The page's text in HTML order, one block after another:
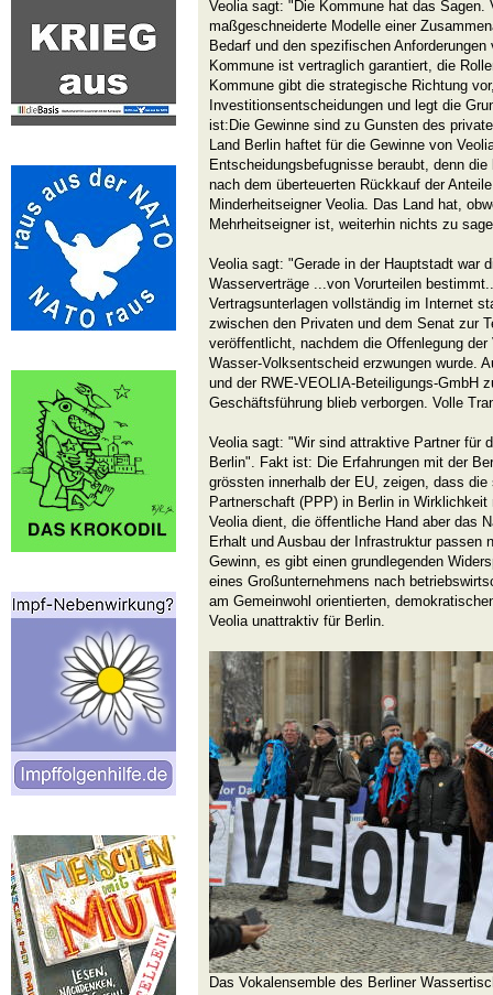
Veolia sagt: "Die Kommune hat das Sagen.
maßgeschneiderte Modelle einer
Bedarf und den spezifischen
Kommune ist vertraglich garantiert, die
Kommune gibt die strategische Richtung
Investitionsentscheidungen und legt die
ist:Die Gewinne sind zu Gunsten des
Land Berlin haftet für die Gewinne von
Entscheidungsbefugnisse beraubt, denn
nach dem überteuerten Rückkauf der
Minderheitseigner Veolia. Das Land hat,
Mehrheitseigner ist, weiterhin nichts zu
Veolia sagt: "Gerade in der Hauptstadt war
Wasserverträge ...von Vorurteilen
Vertragsunterlagen vollständig im Internet
zwischen den Privaten und dem Senat zur
veröffentlicht, nachdem die Offenlegung der
Wasser-Volksentscheid erzwungen wurde.
und der RWE-VEOLIA-Beteiligungs-GmbH
Geschäftsführung blieb verborgen. Volle
Veolia sagt: "Wir sind attraktive Partner für
Berlin". Fakt ist: Die Erfahrungen mit der
grössten innerhalb der EU, zeigen, dass
Partnerschaft (PPP) in Berlin in
Veolia dient, die öffentliche Hand aber das
Erhalt und Ausbau der Infrastruktur passen
Gewinn, es gibt einen grundlegenden
eines Großunternehmens nach
am Gemeinwohl orientierten,
Veolia unattraktiv für Berlin.
Das Vokalensemble des Berliner